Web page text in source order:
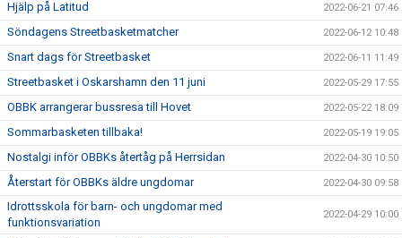
Hjälp på Latitud 2022-06-21 07:46
Söndagens Streetbasketmatcher 2022-06-12 10:48
Snart dags för Streetbasket 2022-06-11 11:49
Streetbasket i Oskarshamn den 11 juni 2022-05-29 17:55
OBBK arrangerar bussresa till Hovet 2022-05-22 18:09
Sommarbasketen tillbaka! 2022-05-19 19:05
Nostalgi inför OBBKs återtåg på Herrsidan 2022-04-30 10:50
Återstart för OBBKs äldre ungdomar 2022-04-30 09:58
Idrottsskola för barn- och ungdomar med
funktionsvariation
2022-04-29 10:00